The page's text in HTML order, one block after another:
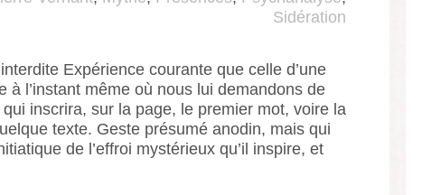
Sidération
Expérience courante que celle d’une
à l’instant même où nous lui demandons de
qui inscrira, sur la page, le premier mot, voire la
texte. Geste présumé anodin, mais qui
de l’effroi mystérieux qu’il inspire, et